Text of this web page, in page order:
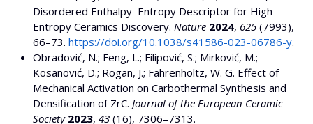
Disordered Enthalpy–Entropy Descriptor for High-
Entropy Ceramics Discovery. Nature 2024, 625 (7993),
66–73. https://doi.org/10.1038/s41586-023-06786-y.
Obradović, N.; Feng, L.; Filipović, S.; Mirković, M.;
Kosanović, D.; Rogan, J.; Fahrenholtz, W. G. Effect of
Mechanical Activation on Carbothermal Synthesis and
Densification of ZrC. Journal of the European Ceramic
Society 2023, 43 (16), 7306–7313.